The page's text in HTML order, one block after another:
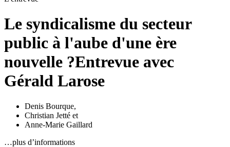
Le syndicalisme du secteur
public à l'aube d'une ère
nouvelle ?Entrevue avec
Gérald Larose
Denis Bourque,
Christian Jetté et
Anne-Marie Gaillard
…plus d’informations